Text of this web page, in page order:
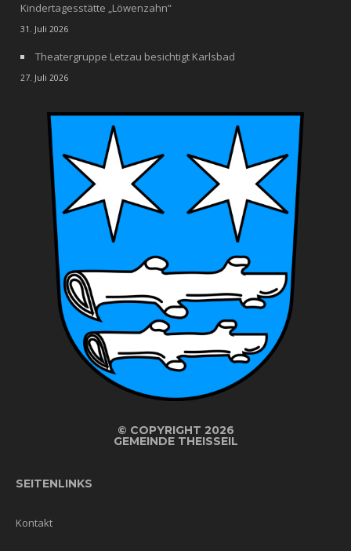
Kindertagesstätte „Löwenzahn“
31. Juli 2026
Theatergruppe Letzau besichtigt Karlsbad
27. Juli 2026
© COPYRIGHT 2026
GEMEINDE THEISSEIL
SEITENLINKS
Kontakt